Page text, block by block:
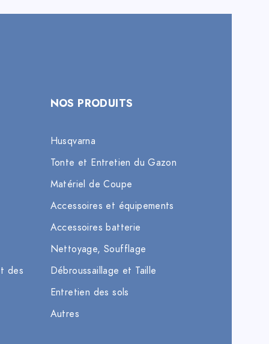
des
NOS PRODUITS
Husqvarna
Tonte et Entretien du Gazon
Matériel de Coupe
Accessoires et équipements
Accessoires batterie
Nettoyage, Soufflage
Débroussaillage et Taille
Entretien des sols
Autres